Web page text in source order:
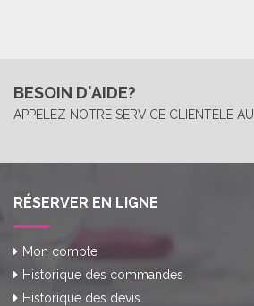
BESOIN D'AIDE?
APPELEZ NOTRE SERVICE CLIENTÈLE AU
RÉSERVER EN LIGNE
Mon compte
Historique des commandes
Historique des devis